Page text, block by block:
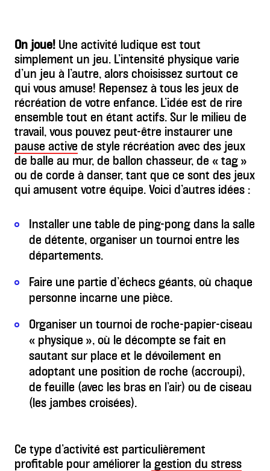
On joue! Une activité ludique est tout
simplement un jeu. L’intensité physique varie
d’un jeu à l’autre, alors choisissez surtout ce
qui vous amuse! Repensez à tous les jeux de
récréation de votre enfance. L’idée est de rire
ensemble tout en étant actifs. Sur le milieu de
travail, vous pouvez peut-être instaurer une
pause active de style récréation avec des jeux
de balle au mur, de ballon chasseur, de « tag »
ou de corde à danser, tant que ce sont des jeux
qui amusent votre équipe. Voici d’autres idées :
Installer une table de ping-pong dans la salle
de détente, organiser un tournoi entre les
départements.
Faire une partie d’échecs géants, où chaque
personne incarne une pièce.
Organiser un tournoi de roche-papier-ciseau
« physique », où le décompte se fait en
sautant sur place et le dévoilement en
adoptant une position de roche (accroupi),
de feuille (avec les bras en l’air) ou de ciseau
(les jambes croisées).
Ce type d’activité est particulièrement
profitable pour améliorer la gestion du stress